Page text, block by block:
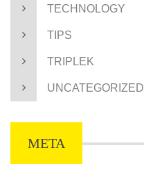
TECHNOLOGY
TIPS
TRIPLEK
UNCATEGORIZED
META